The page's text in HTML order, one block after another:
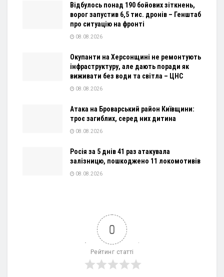
Відбулось понад 190 бойових зіткнень,
ворог запустив 6,5 тис. дронів – Генштаб
про ситуацію на фронті
08.08.2026
Окупанти на Херсонщині не ремонтують
інфраструктуру, але дають поради як
виживати без води та світла – ЦНС
08.08.2026
Атака на Броварський район Київщини:
троє загиблих, серед них дитина
08.08.2026
Росія за 5 днів 41 раз атакувала
залізницю, пошкоджено 11 локомотивів
08.08.2026
0
Рейтинг статті